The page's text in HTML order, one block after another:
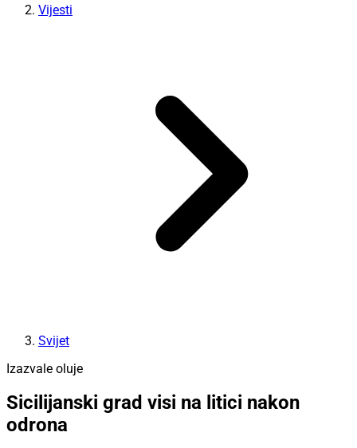
Vijesti
Svijet
Izazvale oluje
Sicilijanski grad visi na litici nakon
odrona